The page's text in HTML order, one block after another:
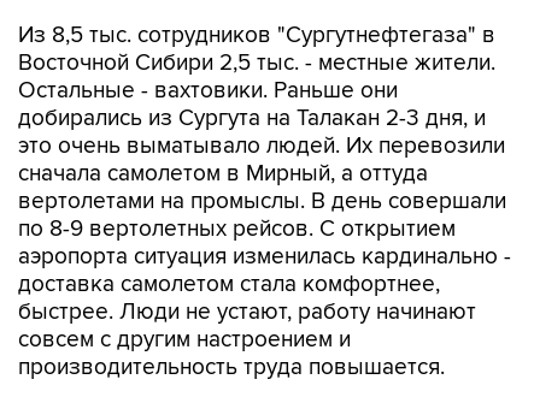
Из 8,5 тыс. сотрудников "Сургутнефтегаза" в
Восточной Сибири 2,5 тыс. - местные жители.
Остальные - вахтовики. Раньше они
добирались из Сургута на Талакан 2-3 дня, и
это очень выматывало людей. Их перевозили
сначала самолетом в Мирный, а оттуда
вертолетами на промыслы. В день совершали
по 8-9 вертолетных рейсов. С открытием
аэропорта ситуация изменилась кардинально -
доставка самолетом стала комфортнее,
быстрее. Люди не устают, работу начинают
совсем с другим настроением и
производительность труда повышается.